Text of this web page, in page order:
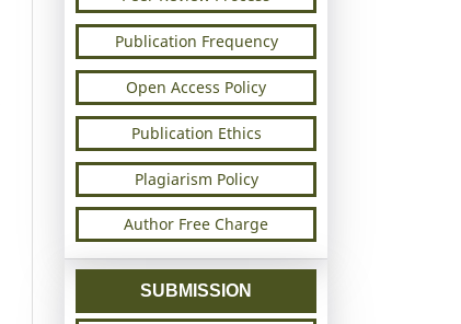
Publication Frequency
Open Access Policy
Publication Ethics
Plagiarism Policy
Author Free Charge
SUBMISSION